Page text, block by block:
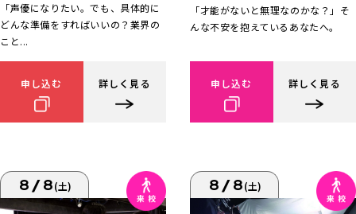
「声優になりたい。でも、具体的に
どんな準備をすればいいの？業界の
こと...
申し込む 詳しく見る
「才能がないと無理なのかな？」そ
んな不安を抱えているあなたへ。
申し込む 詳しく見る
8/8(土) 8/8(土)